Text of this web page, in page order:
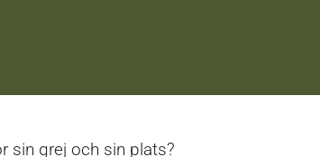
sin grej och sin plats?